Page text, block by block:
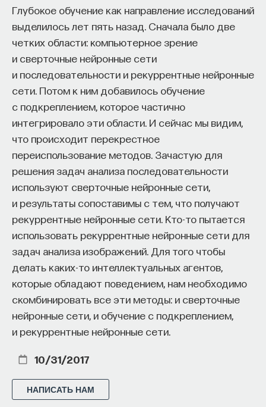
Глубокое обучение как направление исследований
выделилось лет пять назад. Сначала было две
четких области: компьютерное зрение
и сверточные нейронные сети
и последовательности и рекуррентные нейронные
сети. Потом к ним добавилось обучение
с подкреплением, которое частично
интегрировало эти области. И сейчас мы видим,
что происходит перекрестное
переиспользование методов. Зачастую для
решения задач анализа последовательности
используют сверточные нейронные сети,
и результаты сопоставимы с тем, что получают
рекуррентные нейронные сети. Кто-то пытается
использовать рекуррентные нейронные сети для
задач анализа изображений. Для того чтобы
делать каких-то интеллектуальных агентов,
которые обладают поведением, нам необходимо
скомбинировать все эти методы: и сверточные
нейронные сети, и обучение с подкреплением,
и рекуррентные нейронные сети.
10/31/2017
НАПИСАТЬ НАМ
просвещения!
ПОДДЕРЖАТЬ ПОСТНАУКУ